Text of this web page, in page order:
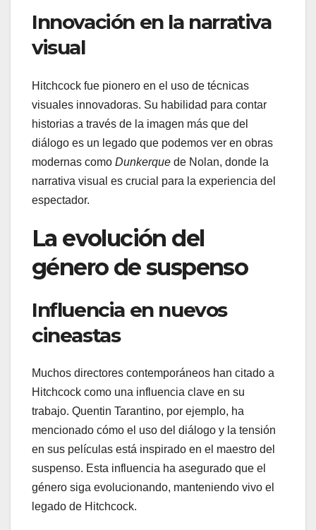
Innovación en la narrativa
visual
Hitchcock fue pionero en el uso de técnicas
visuales innovadoras. Su habilidad para contar
historias a través de la imagen más que del
diálogo es un legado que podemos ver en obras
modernas como Dunkerque de Nolan, donde la
narrativa visual es crucial para la experiencia del
espectador.
La evolución del
género de suspenso
Influencia en nuevos
cineastas
Muchos directores contemporáneos han citado a
Hitchcock como una influencia clave en su
trabajo. Quentin Tarantino, por ejemplo, ha
mencionado cómo el uso del diálogo y la tensión
en sus películas está inspirado en el maestro del
suspenso. Esta influencia ha asegurado que el
género siga evolucionando, manteniendo vivo el
legado de Hitchcock.